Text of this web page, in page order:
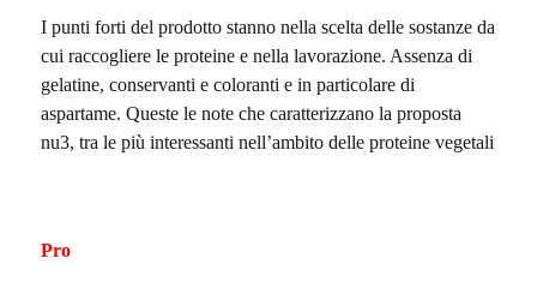
I punti forti del prodotto stanno nella scelta delle sostanze da
cui raccogliere le proteine e nella lavorazione. Assenza di
gelatine, conservanti e coloranti e in particolare di
aspartame. Queste le note che caratterizzano la proposta
nu3, tra le più interessanti nell’ambito delle proteine vegetali
Pro